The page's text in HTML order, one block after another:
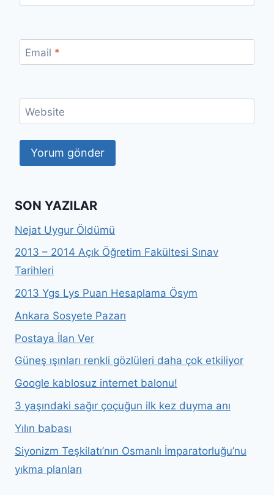
Email *
Website
SON YAZILAR
Nejat Uygur Öldümü
2013 – 2014 Açık Öğretim Fakültesi Sınav
Tarihleri
2013 Ygs Lys Puan Hesaplama Ösym
Ankara Sosyete Pazarı
Postaya İlan Ver
Güneş ışınları renkli gözlüleri daha çok etkiliyor
Google kablosuz internet balonu!
3 yaşındaki sağır çoçuğun ilk kez duyma anı
Yılın babası
Siyonizm Teşkilatı’nın Osmanlı İmparatorluğu’nu
yıkma planları